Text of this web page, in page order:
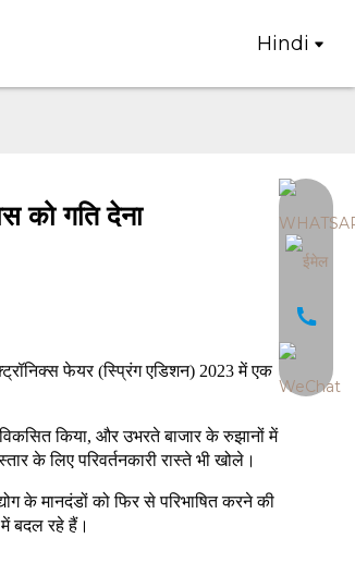
Hindi
को गति देना
फेयर (स्प्रिंग एडिशन) 2023 में एक
विकसित किया, और उभरते बाजार के रुझानों में
के लिए परिवर्तनकारी रास्ते भी खोले।
के मानदंडों को फिर से परिभाषित करने की
बदल रहे हैं।